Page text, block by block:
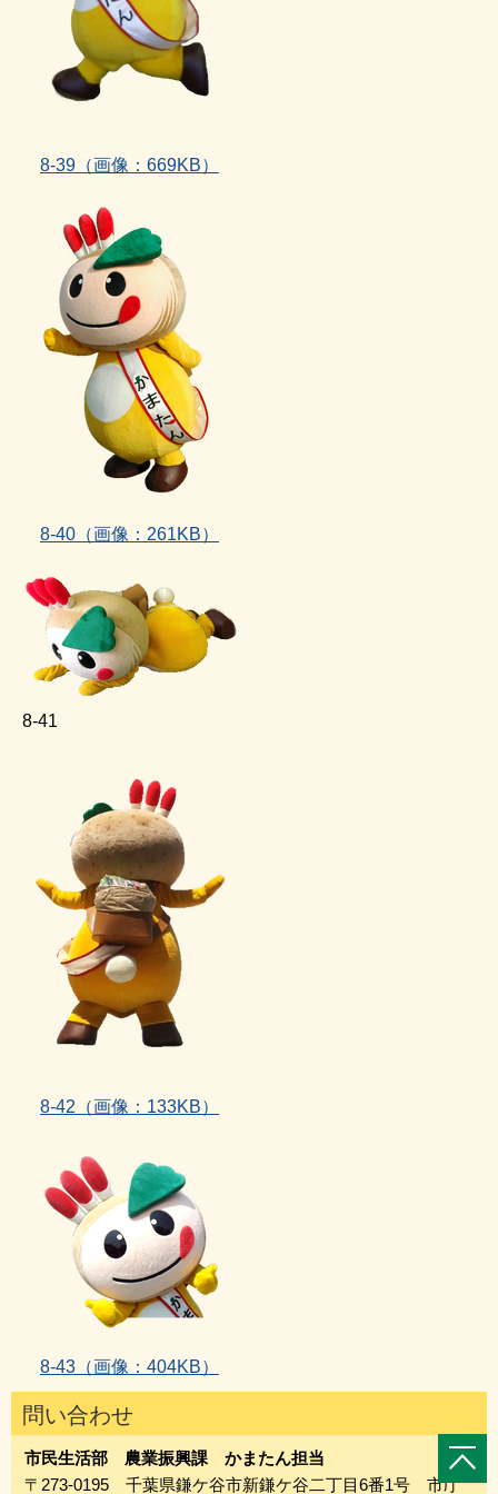
8‐39（画像：669KB）
8‐40（画像：261KB）
8‐41
8‐42（画像：133KB）
8‐43 （画像：404KB）
問い合わせ
市民生活部 農業振興課 かまたん担当
〒273-0195 千葉県鎌ケ谷市新鎌ケ谷二丁目6番1号 市庁